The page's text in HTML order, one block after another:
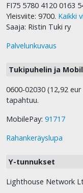
FI75 5780 4120 0163
Yleisviite: 9700. Kaikki
Saaja: Ristin Tuki ry
Palvelunkuvaus
Tukipuhelin ja
0600-02030 (12,92
tapahtuu.
MobilePay: 91717
Rahankeräyslupa
Y-tunnukset
Lighthouse Network